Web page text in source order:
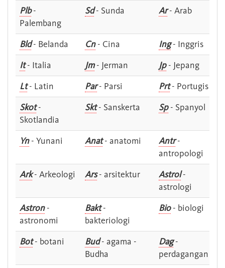
Plb-
Palembang
Sd- Sunda Ar- Arab
Bld- Belanda Cn- Cina Ing- Inggris
It- Italia Jm- Jerman Jp- Jepang
Lt- Latin Par- Parsi Prt- Portugis
Skot-
Skotlandia
Skt- Sanskerta Sp- Spanyol
Yn- Yunani Anat- anatomi Antr-
antropologi
Ark- Arkeologi Ars- arsitektur Astrol-
astrologi
Astron-
astronomi
Bakt-
bakteriologi
Bio- biologi
Bot- botani Bud- agama -
Budha
Dag-
perdagangan